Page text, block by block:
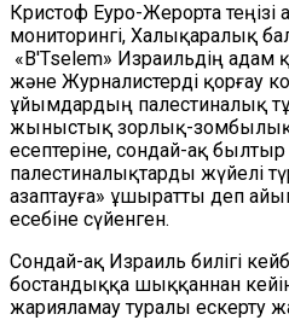
Кристоф Еуро-Жерорта
мониторингі, Халықаралық
«B'Tselem» Израильдің
және Журналистерді қорғау
ұйымдардың палестиналық
жыныстық зорлық-зомбылық
есептеріне, сондай-ақ
палестиналықтарды жүйелі
азаптауға» ұшыратты деп
есебіне сүйенген.
Сондай-ақ Израиль билігі
бостандыққа шыққаннан
жарияламау туралы ескерту